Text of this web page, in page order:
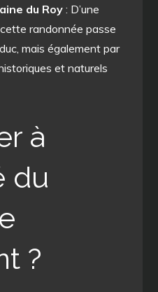
du Roy : D’une
randonnée passe
mais également par
et naturels
à
du
?